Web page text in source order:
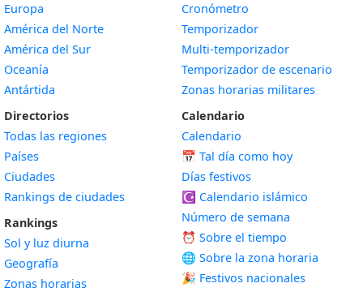
Europa
América del Norte
América del Sur
Oceanía
Antártida
Directorios
Todas las regiones
Países
Ciudades
Rankings de ciudades
Rankings
Sol y luz diurna
Geografía
Zonas horarias
Cronómetro
Temporizador
Multi-temporizador
Temporizador de escenario
Zonas horarias militares
Calendario
Calendario
📅 Tal día como hoy
Días festivos
☪️ Calendario islámico
Número de semana
⏰ Sobre el tiempo
🌐 Sobre la zona horaria
🎉 Festivos nacionales